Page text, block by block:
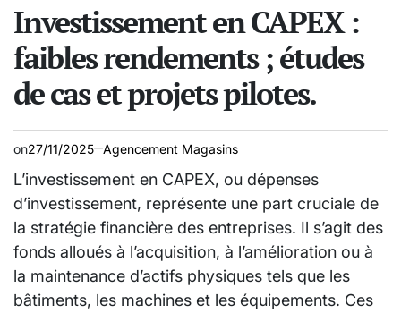
Investissement en CAPEX :
faibles rendements ; études
de cas et projets pilotes.
on27/11/2025 Agencement Magasins
L’investissement en CAPEX, ou dépenses
d’investissement, représente une part cruciale de
la stratégie financière des entreprises. Il s’agit des
fonds alloués à l’acquisition, à l’amélioration ou à
la maintenance d’actifs physiques tels que les
bâtiments, les machines et les équipements. Ces